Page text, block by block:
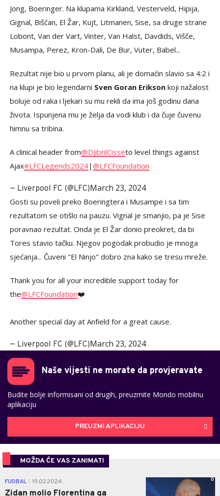
Jong, Boeringer. Na klupama Kirkland, Vesterveld, Hipija,
Gignal, Bišćan, El Žar, Kujt, Litmanen, Sise, sa druge strane
Lobont, Van der Vart, Vinter, Van Halst, Davdids, Višče,
Musampa, Perez, Kron-Dali, De Bur, Vuter, Babel...
Rezultat nije bio u prvom planu, ali je domaćin slavio sa 4:2 i
na klupi je bio legendarni Sven Goran Erikson koji nažalost
boluje od raka i ljekari su mu rekli da ima još godinu dana
života. Ispunjena mu je želja da vodi klub i da čuje čuvenu
himnu sa tribina.
A clinical header from@DjibrilCisseto level things against
Ajax#LFCLegends2024| @LFCFoundation
— Liverpool FC (@LFC)March 23, 2024
Gosti su poveli preko Boeringtera i Musampe i sa tim
rezultatom se otišlo na pauzu. Vignal je smanjio, pa je Sise
poravnao rezultat. Onda je El Žar donio preokret, da bi
Tores stavio tačku. Njegov pogodak probudio je mnoga
sjećanja... Čuveni "El Ninjo" dobro zna kako se tresu mreže.
Thank you for all your incredible support today for
the@LFCFoundation❤️
Another special day at Anfield for a great cause.
— Liverpool FC (@LFC)March 23, 2024
Naše vijesti ne morate da provjeravate
Budite bolje informisani od drugih, preuzmite Mondo mobilnu
aplikaciju
PREUZMI APLIKACIJU
MOŽDA ĆE VAS ZANIMATI
FUDBAL 19.02.2024.
Zidan molio Florentina ga
0